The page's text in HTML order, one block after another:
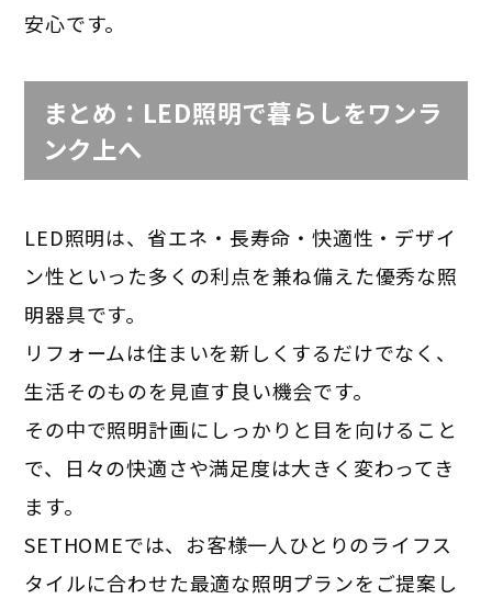
安心です。
まとめ：LED照明で暮らしをワンラ
ンク上へ
LED照明は、省エネ・長寿命・快適性・デザイ
ン性といった多くの利点を兼ね備えた優秀な照
明器具です。
リフォームは住まいを新しくするだけでなく、
生活そのものを見直す良い機会です。
その中で照明計画にしっかりと目を向けること
で、日々の快適さや満足度は大きく変わってき
ます。
SETHOMEでは、お客様一人ひとりのライフス
タイルに合わせた最適な照明プランをご提案し